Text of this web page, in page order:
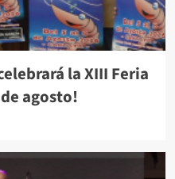
la XIII Feria
agosto!